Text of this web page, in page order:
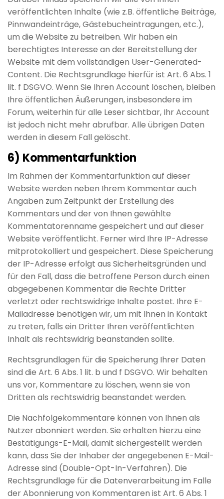
veröffentlichten Inhalte (wie z.B. öffentliche Beiträge,
Pinnwandeinträge, Gästebucheintragungen, etc.),
um die Website zu betreiben. Wir haben ein
berechtigtes Interesse an der Bereitstellung der
Website mit dem vollständigen User-Generated-
Content. Die Rechtsgrundlage hierfür ist Art. 6 Abs. 1
lit. f DSGVO. Wenn Sie Ihren Account löschen, bleiben
Ihre öffentlichen Äußerungen, insbesondere im
Forum, weiterhin für alle Leser sichtbar, Ihr Account
ist jedoch nicht mehr abrufbar. Alle übrigen Daten
werden in diesem Fall gelöscht.
6) Kommentarfunktion
Im Rahmen der Kommentarfunktion auf dieser
Website werden neben Ihrem Kommentar auch
Angaben zum Zeitpunkt der Erstellung des
Kommentars und der von Ihnen gewählte
Kommentatorenname gespeichert und auf dieser
Website veröffentlicht. Ferner wird Ihre IP-Adresse
mitprotokolliert und gespeichert. Diese Speicherung
der IP-Adresse erfolgt aus Sicherheitsgründen und
für den Fall, dass die betroffene Person durch einen
abgegebenen Kommentar die Rechte Dritter
verletzt oder rechtswidrige Inhalte postet. Ihre E-
Mailadresse benötigen wir, um mit Ihnen in Kontakt
zu treten, falls ein Dritter Ihren veröffentlichten
Inhalt als rechtswidrig beanstanden sollte.
Rechtsgrundlagen für die Speicherung Ihrer Daten
sind die Art. 6 Abs. 1 lit. b und f DSGVO. Wir behalten
uns vor, Kommentare zu löschen, wenn sie von
Dritten als rechtswidrig beanstandet werden.
Die Nachfolgekommentare können von Ihnen als
Nutzer abonniert werden. Sie erhalten hierzu eine
Bestätigungs-E-Mail, damit sichergestellt werden
kann, dass Sie der Inhaber der angegebenen E-Mail-
Adresse sind (Double-Opt-In-Verfahren). Die
Rechtsgrundlage für die Datenverarbeitung im Falle
der Abonnierung von Kommentaren ist Art. 6 Abs. 1